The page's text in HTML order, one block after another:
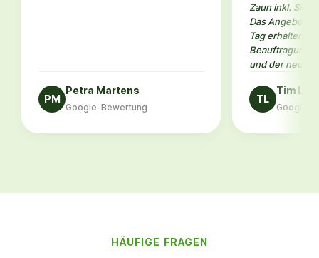
PM
Petra Martens
Google-Bewertung
Zaun inkl.
Das Angebot
Tag erhalten.
Beauftragung
und der neue
TL
Tim
Google-
HÄUFIGE FRAGEN